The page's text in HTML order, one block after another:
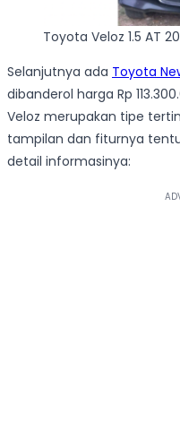
Toyota Veloz 1.5 AT
Selanjutnya ada Toyota
dibanderol harga Rp
Veloz merupakan tipe
tampilan dan fiturnya
detail informasinya: